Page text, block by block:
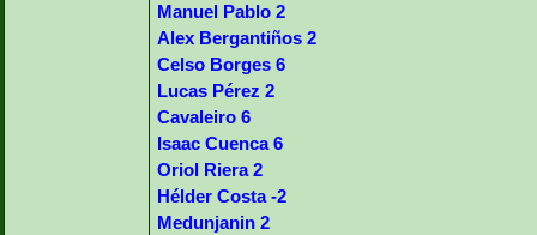
Manuel Pablo 2
Alex Bergantiños 2
Celso Borges 6
Lucas Pérez 2
Cavaleiro 6
Isaac Cuenca 6
Oriol Riera 2
Hélder Costa -2
Medunjanin 2